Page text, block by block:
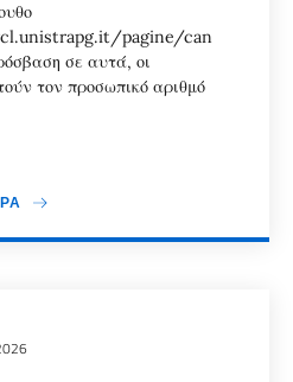
pagine/can
σε αυτά, οι
τον προσωπικό αριθμό